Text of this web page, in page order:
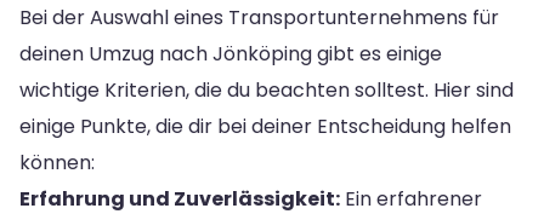
Bei der Auswahl eines Transportunternehmens für
deinen Umzug nach Jönköping gibt es einige
wichtige Kriterien, die du beachten solltest. Hier sind
einige Punkte, die dir bei deiner Entscheidung helfen
können:
Erfahrung und Zuverlässigkeit: Ein erfahrener